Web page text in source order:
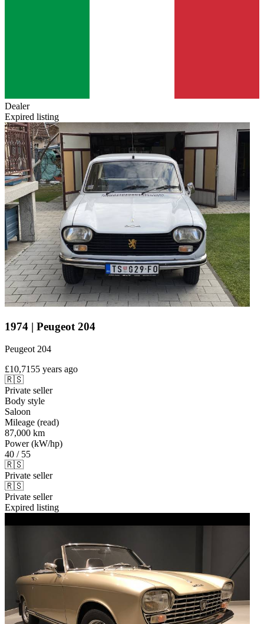
Dealer
Expired listing
1974 | Peugeot 204
Peugeot 204
£10,7155 years ago
🇷🇸
Private seller
Body style
Saloon
Mileage (read)
87,000 km
Power (kW/hp)
40 / 55
🇷🇸
Private seller
🇷🇸
Private seller
Expired listing